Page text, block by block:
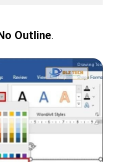
Outline.